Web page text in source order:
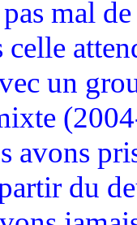
mal
un
avons
du